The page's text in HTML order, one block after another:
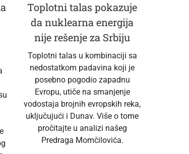
Toplotni talas pokazuje
da nuklearna energija
nije rešenje za Srbiju
Toplotni talas u kombinaciji sa
nedostatkom padavina koji je
posebno pogodio zapadnu
Evropu, utiče na smanjenje
vodostaja brojnih evropskih reka,
uključujući i Dunav. Više o tome
pročitajte u analizi našeg
Predraga Momčilovića.